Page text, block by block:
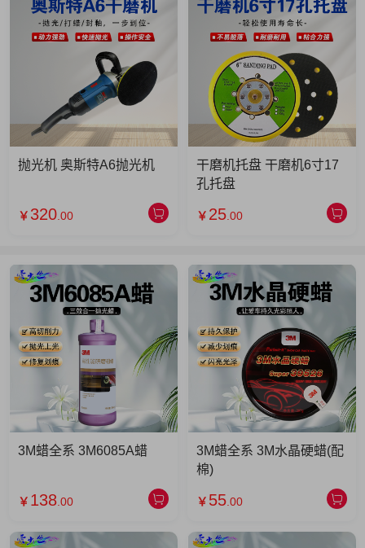
抛光机 奥斯特A6抛光机
￥ 320 .00
干磨机托盘 干磨机6寸17
孔托盘
￥ 25 .00
3M蜡全系 3M6085A蜡
￥ 138 .00
3M蜡全系 3M水晶硬蜡(配
棉)
￥ 55 .00